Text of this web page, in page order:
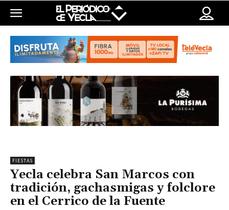
FIESTAS
Yecla celebra San Marcos con
tradición, gachasmigas y folclore
en el Cerrico de la Fuente